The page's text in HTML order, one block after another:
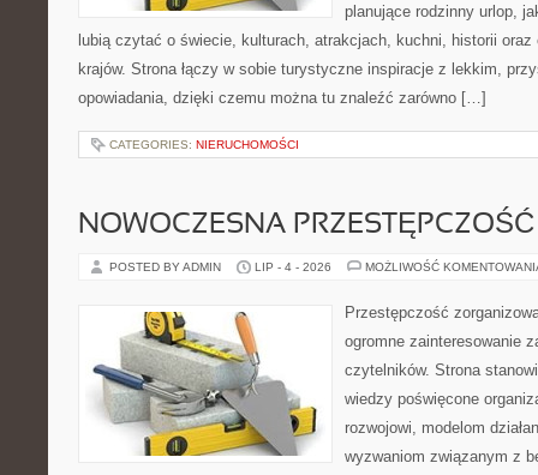
planujące rodzinny urlop,
lubią czytać o świecie, kulturach, atrakcjach, kuchni, historii
krajów. Strona łączy w sobie turystyczne inspiracje z lekkim,
opowiadania, dzięki czemu można tu znaleźć zarówno […]
CATEGORIES: NIERUCHOMOŚCI
NOWOCZESNA PRZESTĘPCZOŚĆ
POSTED BY ADMIN LIP - 4 - 2026 MOŻLIWOŚĆ
Przestępczość
ogromne zainteresowanie
czytelników. Strona
wiedzy poświęcone
rozwojowi, modelom
wyzwaniom związanym z